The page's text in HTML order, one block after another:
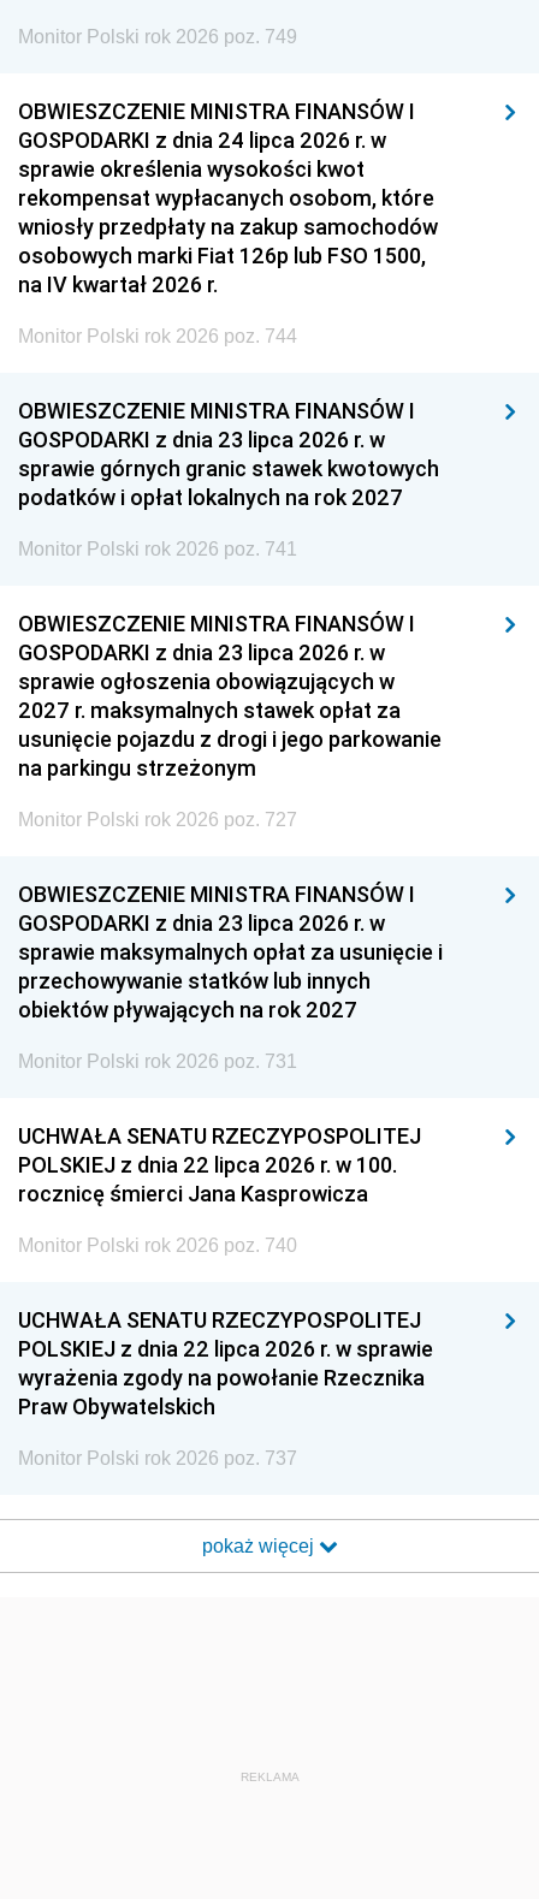
Monitor Polski rok 2026 poz. 749
OBWIESZCZENIE MINISTRA FINANSÓW I
GOSPODARKI z dnia 24 lipca 2026 r. w
sprawie określenia wysokości kwot
rekompensat wypłacanych osobom, które
wniosły przedpłaty na zakup samochodów
osobowych marki Fiat 126p lub FSO 1500,
na IV kwartał 2026 r.
Monitor Polski rok 2026 poz. 744
OBWIESZCZENIE MINISTRA FINANSÓW I
GOSPODARKI z dnia 23 lipca 2026 r. w
sprawie górnych granic stawek kwotowych
podatków i opłat lokalnych na rok 2027
Monitor Polski rok 2026 poz. 741
OBWIESZCZENIE MINISTRA FINANSÓW I
GOSPODARKI z dnia 23 lipca 2026 r. w
sprawie ogłoszenia obowiązujących w
2027 r. maksymalnych stawek opłat za
usunięcie pojazdu z drogi i jego parkowanie
na parkingu strzeżonym
Monitor Polski rok 2026 poz. 727
OBWIESZCZENIE MINISTRA FINANSÓW I
GOSPODARKI z dnia 23 lipca 2026 r. w
sprawie maksymalnych opłat za usunięcie i
przechowywanie statków lub innych
obiektów pływających na rok 2027
Monitor Polski rok 2026 poz. 731
UCHWAŁA SENATU RZECZYPOSPOLITEJ
POLSKIEJ z dnia 22 lipca 2026 r. w 100.
rocznicę śmierci Jana Kasprowicza
Monitor Polski rok 2026 poz. 740
UCHWAŁA SENATU RZECZYPOSPOLITEJ
POLSKIEJ z dnia 22 lipca 2026 r. w sprawie
wyrażenia zgody na powołanie Rzecznika
Praw Obywatelskich
Monitor Polski rok 2026 poz. 737
pokaż więcej
REKLAMA